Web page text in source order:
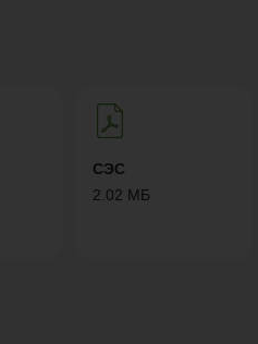
СЭС
2.02 МБ